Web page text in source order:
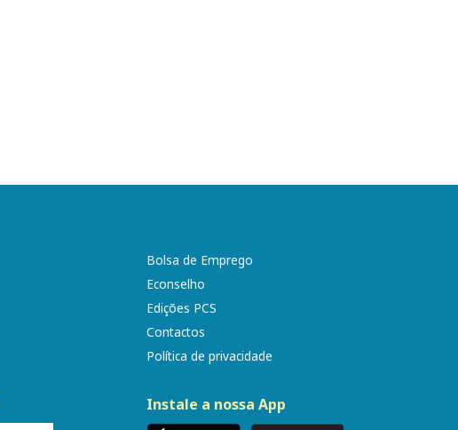
Bolsa de Emprego
Econselho
Edições PCS
Contactos
Política de privacidade
Instale a nossa App